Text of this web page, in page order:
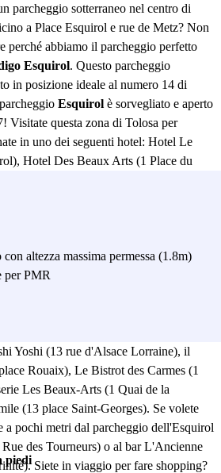
parcheggio sotterraneo nel centro di
a Place Esquirol e rue de Metz? Non
perché abbiamo il parcheggio perfetto
Esquirol. Questo parcheggio
in posizione ideale al numero 14 di
Esquirol è sorvegliato e aperto
Visitate questa zona di Tolosa per
in uno dei seguenti hotel: Hotel Le
Hotel Des Beaux Arts (1 Place du
il vostro posto auto nel parcheggio
vostro hotel in tutta tranquillità per il
pranzare o cenare nell'area di
avrete l'imbarazzo della scelta tra : il
Yoshi (13 rue d'Alsace Lorraine), il
Rouaix), Le Bistrot des Carmes (1
Les Beaux-Arts (1 Quai de la
(13 place Saint-Georges). Se volete
a pochi metri dal parcheggio dell'Esquirol
des Tourneurs) o al bar L'Ancienne
Siete in viaggio per fare shopping?
con altezza massima permessa (1.8m)
per PMR
piedi